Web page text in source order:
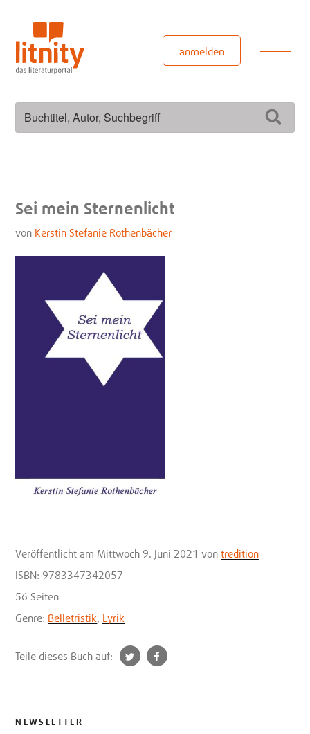
springen
anmelden
Sei mein Sternenlicht
von Kerstin Stefanie Rothenbächer
Veröffentlicht am Mittwoch 9. Juni 2021 vontredition
ISBN: 9783347342057
56 Seiten
Genre: Belletristik Lyrik
Teile dieses Buch auf:
t
NEWSLETTER